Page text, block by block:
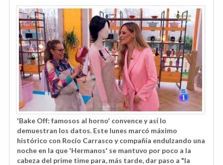
'Bake Off: famosos al horno' convence y así lo
demuestran los datos. Este lunes marcó máximo
histórico con Rocío Carrasco y compañía endulzando una
noche en la que 'Hermanos' se mantuvo por poco a la
cabeza del prime time para, más tarde, dar paso a "la